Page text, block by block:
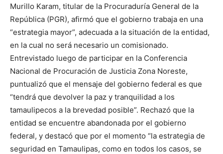
Murillo Karam, titular de la Procuraduría General de la
República (PGR), afirmó que el gobierno trabaja en una
“estrategia mayor”, adecuada a la situación de la entidad,
en la cual no será necesario un comisionado.
Entrevistado luego de participar en la Conferencia
Nacional de Procuración de Justicia Zona Noreste,
puntualizó que el mensaje del gobierno federal es que
“tendrá que devolver la paz y tranquilidad a los
tamaulipecos a la brevedad posible”. Rechazó que la
entidad se encuentre abandonada por el gobierno
federal, y destacó que por el momento “la estrategia de
seguridad en Tamaulipas, como en todos los casos, se